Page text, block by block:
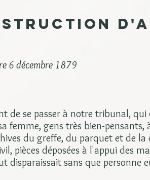
6 décembre 1879
de se passer à notre tribunal,
femme, gens très bien-
du greffe, du parquet et de la
pièces déposées à l'appui des
disparaissait sans que personne